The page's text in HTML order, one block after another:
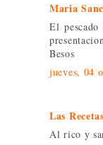
Maria
El
Besos
jueves, 04
Las
Al rico y